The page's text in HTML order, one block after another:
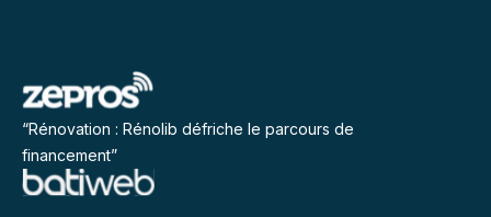
“Rénovation : Rénolib défriche le parcours de
financement”